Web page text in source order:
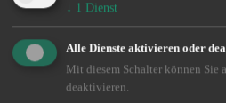
↓ 1 Dienst
Alle Dienste aktivieren oder
Mit diesem Schalter können Sie
deaktivieren.